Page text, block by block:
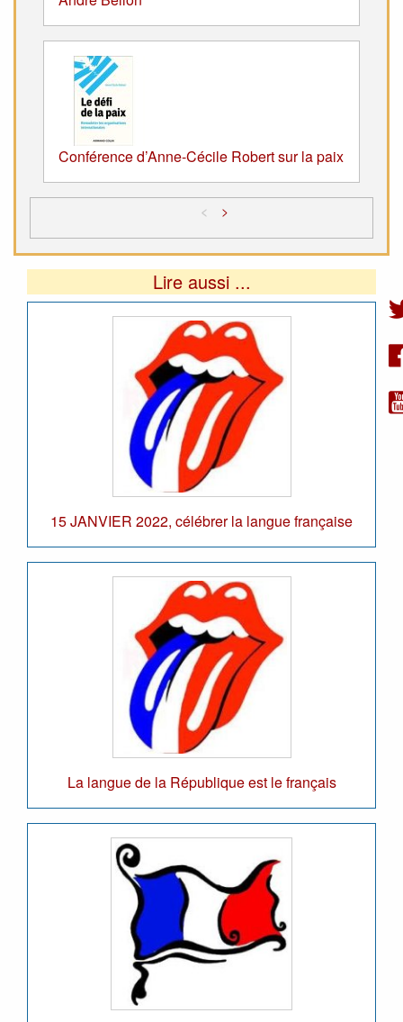
Conférence d’Anne-Cécile Robert sur la paix
< >
Lire aussi ...
15 JANVIER 2022, célébrer la langue française
La langue de la République est le français